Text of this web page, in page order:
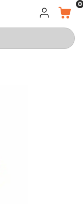
LOGGA IN
KORG
0